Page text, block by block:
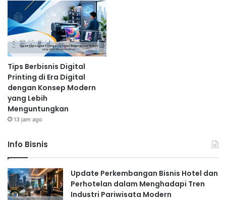
Tips Berbisnis Digital
Printing di Era Digital
dengan Konsep Modern
yang Lebih
Menguntungkan
13 jam ago
Info Bisnis
Update Perkembangan Bisnis Hotel dan
Perhotelan dalam Menghadapi Tren
Industri Pariwisata Modern